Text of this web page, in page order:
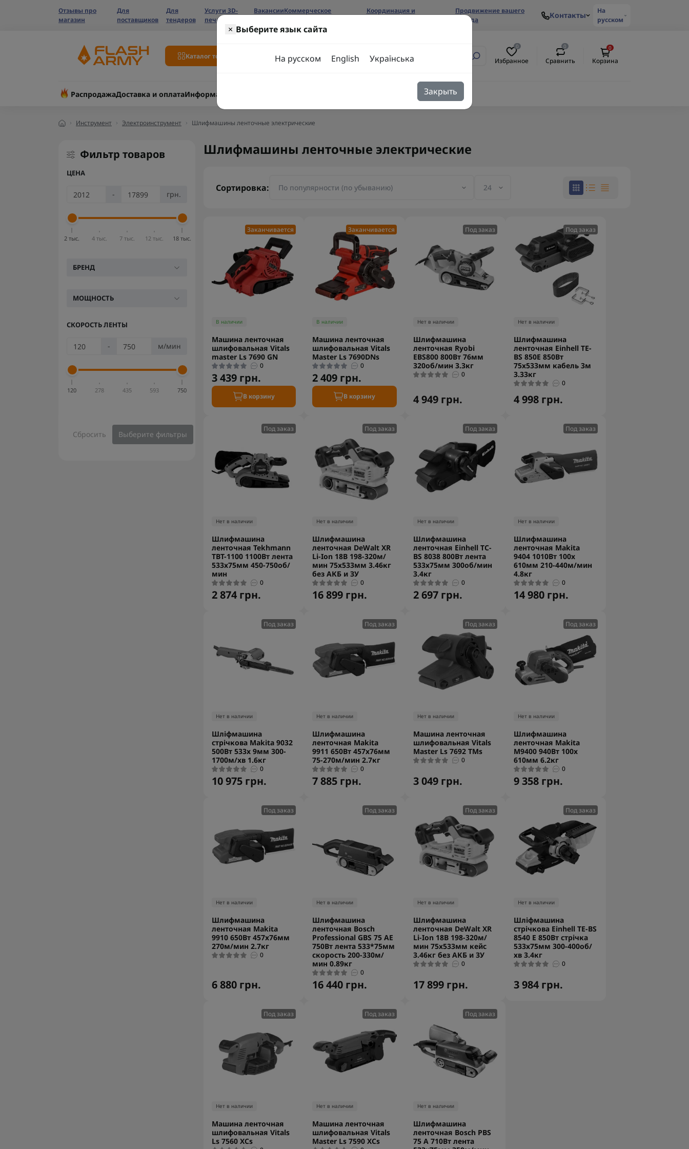
Отзывы про
магазин
Для
поставщиков
Для
тендеров
Услуги 3D-
печати
ВакансииКоммерческое
Координация и
Продвижение вашего
бренда
Контакты
На
русском
Каталог товаров
0
Избранное
0
Сравнить
0
Корзина
РаспродажаДоставка и оплатаИнформация
Инструмент Электроинструмент Шлифмашины ленточные электрические
× Выберите язык сайта
На русском English Українська
Закрыть
Фильтр товаров
ЦЕНА
- грн.
2 тыс. 4 тыс. 7 тыс. 12 тыс. 18 тыс.
БРЕНД
МОЩНОСТЬ
СКОРОСТЬ ЛЕНТЫ
- м/мин
120 278 435 593 750
Сбросить Выберите фильтры
Шлифмашины ленточные электрические
Сортировка:
Заканчивается
В наличии
Машина ленточная
шлифовальная Vitals
master Ls 7690 GN
0
3 439 грн.
В корзину
Заканчивается
В наличии
Машина ленточная
шлифовальная Vitals
Master Ls 7690DNs
0
2 409 грн.
В корзину
Под заказ
Нет в наличии
Шлифмашина
ленточная Ryobi
EBS800 800Вт 76мм
320об/мин 3.3кг
0
4 949 грн.
Под заказ
Нет в наличии
Шлифмашина
ленточная Einhell TE-
BS 850E 850Вт
75х533мм кабель 3м
3.33кг
0
4 998 грн.
Под заказ
Нет в наличии
Шлифмашина
ленточная Tekhmann
ТВТ-1100 1100Вт лента
533х75мм 450-750об/
мин
0
2 874 грн.
Под заказ
Нет в наличии
Шлифмашина
ленточная DeWalt XR
Li-Ion 18В 198-320м/
мин 75х533мм 3.46кг
без АКБ и ЗУ
0
16 899 грн.
Под заказ
Нет в наличии
Шлифмашина
ленточная Einhell TC-
BS 8038 800Вт лента
533х75мм 300об/мин
3.4кг
0
2 697 грн.
Под заказ
Нет в наличии
Шлифмашина
ленточная Makita
9404 1010Вт 100x
610мм 210-440м/мин
4.8кг
0
14 980 грн.
Под заказ
Нет в наличии
Шліфмашина
стрічкова Makita 9032
500Вт 533x 9мм 300-
1700м/хв 1.6кг
0
10 975 грн.
Под заказ
Нет в наличии
Шлифмашина
ленточная Makita
9911 650Вт 457x76мм
75-270м/мин 2.7кг
0
7 885 грн.
Под заказ
Нет в наличии
Машина ленточная
шлифовальная Vitals
Master Ls 7692 TMs
0
3 049 грн.
Под заказ
Нет в наличии
Шлифмашина
ленточная Makita
M9400 940Вт 100x
610мм 6.2кг
0
9 358 грн.
Под заказ
Нет в наличии
Шлифмашина
ленточная Makita
9910 650Вт 457x76мм
270м/мин 2.7кг
0
6 880 грн.
Под заказ
Нет в наличии
Шлифмашина
ленточная Bosch
Professional GBS 75 AE
750Вт лента 533*75мм
скорость 200-330м/
мин 0.89кг
0
16 440 грн.
Под заказ
Нет в наличии
Шлифмашина
ленточная DeWalt XR
Li-Ion 18В 198-320м/
мин 75х533мм кейс
3.46кг без АКБ и ЗУ
0
17 899 грн.
Под заказ
Нет в наличии
Шліфмашина
стрічкова Einhell TE-BS
8540 E 850Вт стрічка
533х75мм 300-400об/
хв 3.4кг
0
3 984 грн.
Под заказ
Нет в наличии
Машина ленточная
шлифовальная Vitals
Ls 7560 XCs
Под заказ
Нет в наличии
Машина ленточная
шлифовальная Vitals
Master Ls 7590 XCs
Под заказ
Нет в наличии
Шлифмашина
ленточная Bosch PBS
75 A 710Вт лента